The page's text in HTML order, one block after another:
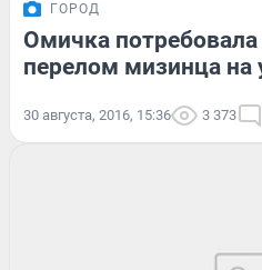
ГОРОД
Омичка
перелом мизинца на
30 августа, 2016, 15:36 3 373